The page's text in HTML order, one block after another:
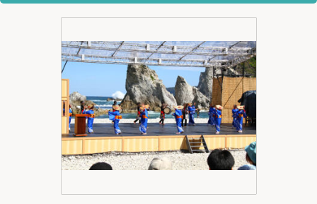
ピックアップコンテンツ
Foreign Laguage